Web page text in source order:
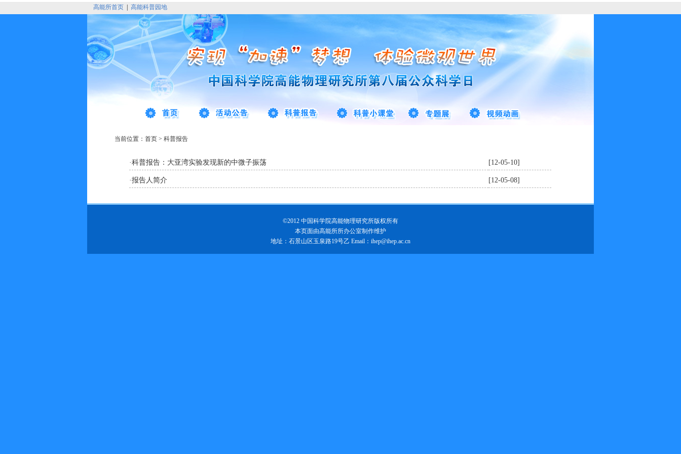
高能所首页 高能科普园地
当前位置： 首页 > 科普报告
·科普报告：大亚湾实验发现新的中微子振荡 [12-05-10]
·报告人简介 [12-05-08]
©2012 中国科学院高能物理研究所版权所有
本页面由高能所所办公室制作维护
地址：石景山区玉泉路19号乙 Email：ihep@ihep.ac.cn